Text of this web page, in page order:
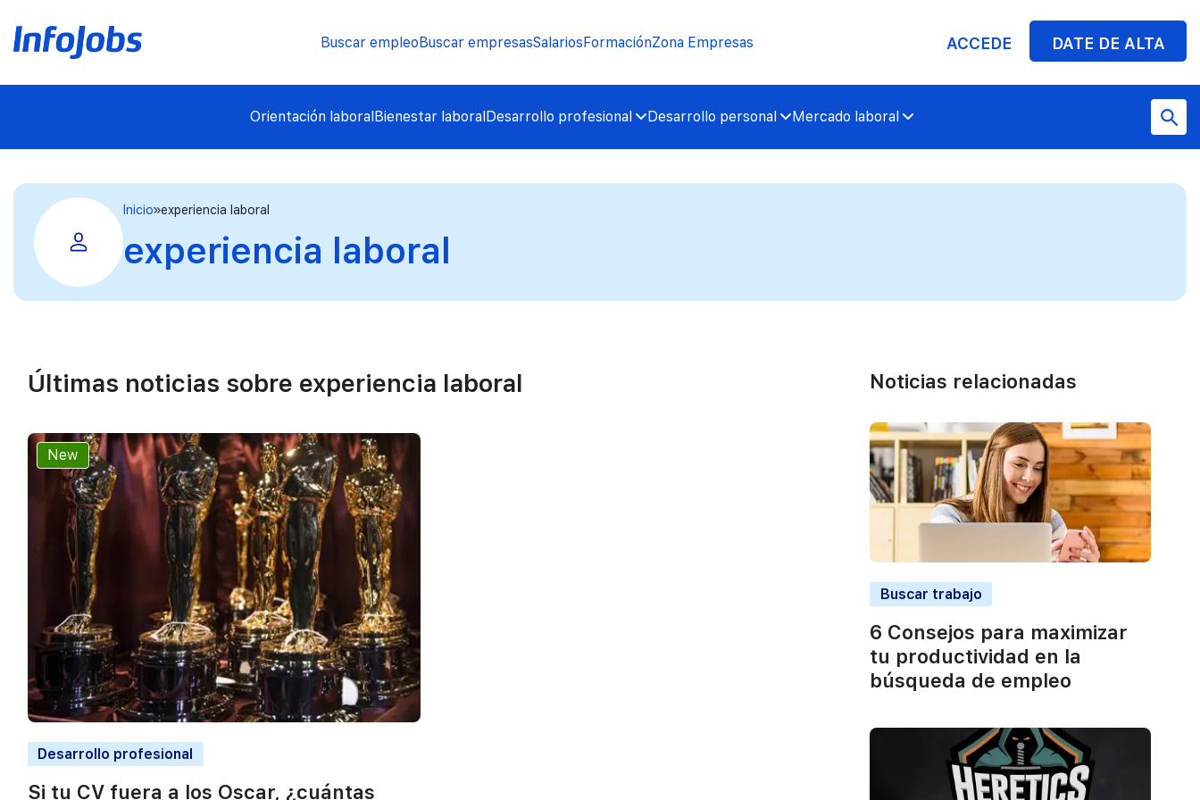
Buscar empleoBuscar empresasSalariosFormaciónZona Empresas ACCEDE DATE DE ALTA
Orientación laboralBienestar laboralDesarrollo profesional Desarrollo personal Mercado laboral
Inicio experiencia laboral
experiencia laboral
Últimas noticias sobre experiencia laboral
New
Desarrollo profesional
Si tu CV fuera a los Oscar, ¿cuántas
Noticias relacionadas
Buscar trabajo
6 Consejos para maximizar
tu productividad en la
búsqueda de empleo